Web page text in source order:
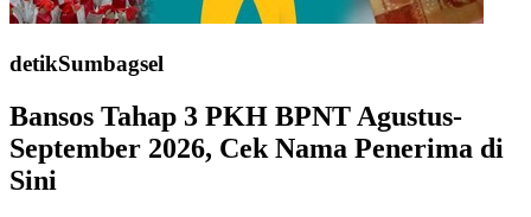
detikSumbagsel
Bansos Tahap 3 PKH BPNT Agustus-
September 2026, Cek Nama Penerima di
Sini